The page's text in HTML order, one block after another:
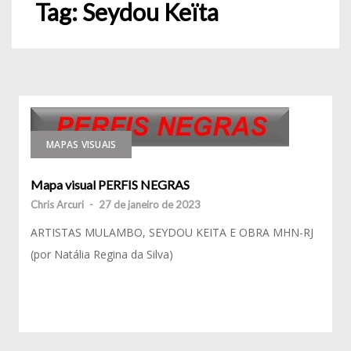
Tag:Seydou Keïta
MAPAS VISUAIS
Mapa visual PERFIS NEGRAS
Chris Arcuri - 27 de janeiro de 2023
ARTISTAS MULAMBO, SEYDOU KEITA E OBRA MHN-RJ
(por Natália Regina da Silva)